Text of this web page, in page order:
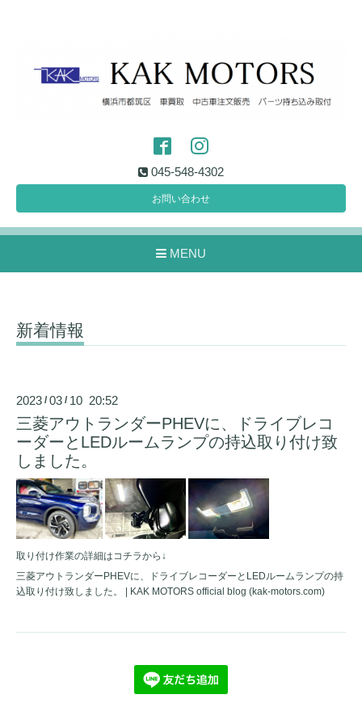
045-548-4302
お問い合わせ
MENU
新着情報
2023 /03 / 10 20:52
三菱アウトランダーPHEVに、ドライブレコ
ーダーとLEDルームランプの持込取り付け致
しました。
取り付け作業の詳細はコチラから↓
三菱アウトランダーPHEVに、ドライブレコーダーとLEDルームランプの持
込取り付け致しました。 | KAK MOTORS official blog (kak-motors.com)